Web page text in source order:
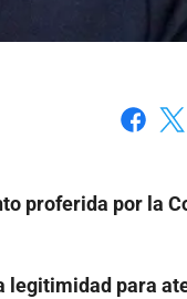
proferida por la
legitimidad para